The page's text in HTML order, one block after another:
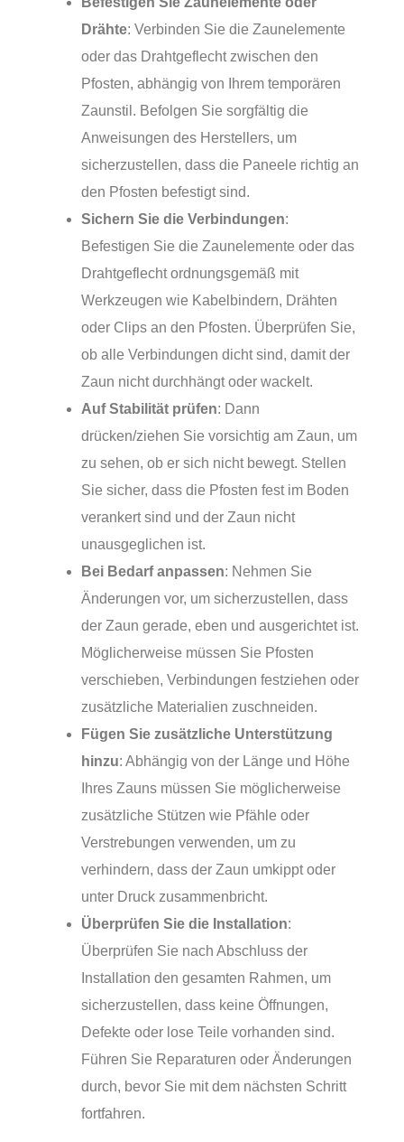
Drähte: Verbinden Sie die Zaunelemente
oder das Drahtgeflecht zwischen den
Pfosten, abhängig von Ihrem temporären
Zaunstil. Befolgen Sie sorgfältig die
Anweisungen des Herstellers, um
sicherzustellen, dass die Paneele richtig an
den Pfosten befestigt sind.
Sichern Sie die Verbindungen:
Befestigen Sie die Zaunelemente oder das
Drahtgeflecht ordnungsgemäß mit
Werkzeugen wie Kabelbindern, Drähten
oder Clips an den Pfosten. Überprüfen Sie,
ob alle Verbindungen dicht sind, damit der
Zaun nicht durchhängt oder wackelt.
Auf Stabilität prüfen: Dann
drücken/ziehen Sie vorsichtig am Zaun, um
zu sehen, ob er sich nicht bewegt. Stellen
Sie sicher, dass die Pfosten fest im Boden
verankert sind und der Zaun nicht
unausgeglichen ist.
Bei Bedarf anpassen: Nehmen Sie
Änderungen vor, um sicherzustellen, dass
der Zaun gerade, eben und ausgerichtet ist.
Möglicherweise müssen Sie Pfosten
verschieben, Verbindungen festziehen oder
zusätzliche Materialien zuschneiden.
Fügen Sie zusätzliche Unterstützung
hinzu: Abhängig von der Länge und Höhe
Ihres Zauns müssen Sie möglicherweise
zusätzliche Stützen wie Pfähle oder
Verstrebungen verwenden, um zu
verhindern, dass der Zaun umkippt oder
unter Druck zusammenbricht.
Überprüfen Sie die Installation:
Überprüfen Sie nach Abschluss der
Installation den gesamten Rahmen, um
sicherzustellen, dass keine Öffnungen,
Defekte oder lose Teile vorhanden sind.
Führen Sie Reparaturen oder Änderungen
durch, bevor Sie mit dem nächsten Schritt
fortfahren.